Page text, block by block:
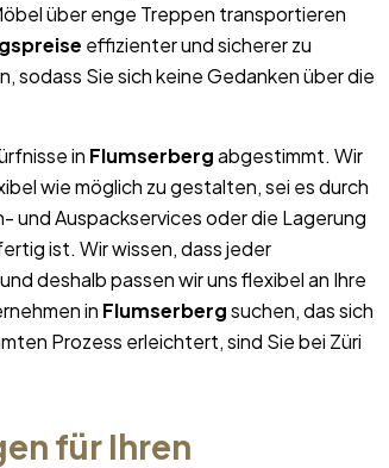
über enge Treppen transportieren
effizienter und sicherer zu
sodass Sie sich keine Gedanken über die
in Flumserbergabgestimmt. Wir
wie möglich zu gestalten, sei es durch
und Auspackservices oder die Lagerung
ist. Wir wissen, dass jeder
deshalb passen wir uns flexibel an Ihre
in Flumserbergsuchen, das sich
Prozess erleichtert, sind Sie bei Züri
für Ihren